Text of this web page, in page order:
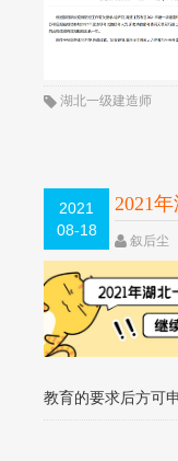
湖北一级建造师
2021
08-18
2021
叙后尘
教育的要求后方可